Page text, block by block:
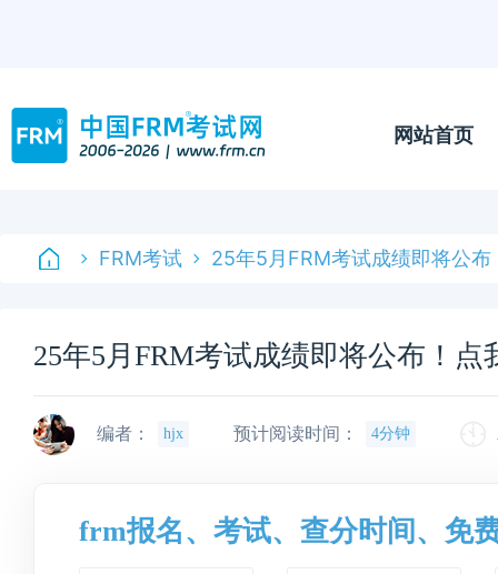
网站首页
FRM考试 25年5月FRM考试成绩即将公布
25年5月FRM考试成绩即将公布！点
编者： hjx 预计阅读时间： 4分钟
frm报名、考试、查分时间、免